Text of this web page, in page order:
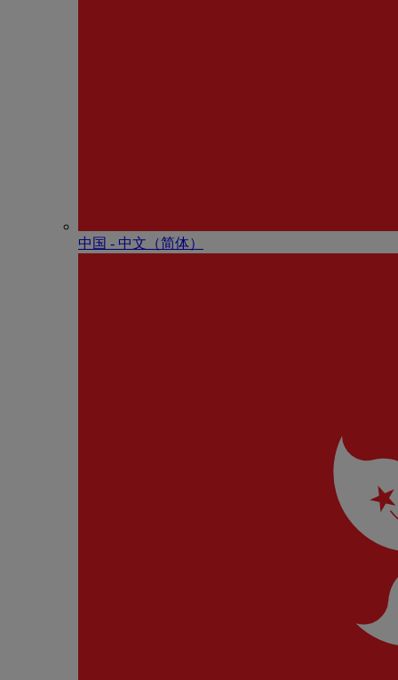
中国 - 中⽂（简体）